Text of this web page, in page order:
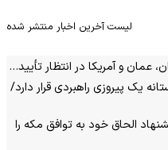
لیست آخرین اخبار منتشر شده
عمان و آمریکا در انتظار تأیید…
یک پیروزی راهبردی قرار دارد/
الحاق خود به توافق مکه را